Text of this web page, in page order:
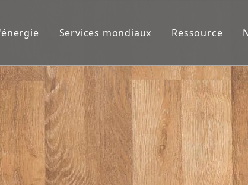
Services mondiaux Ressource